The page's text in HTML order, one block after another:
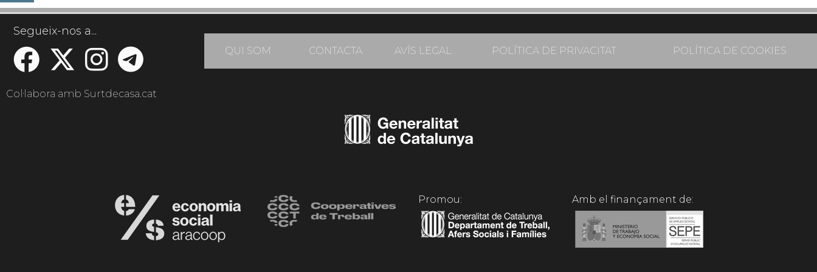
Segueix-nos a...
QUI SOM CONTACTA AVÍS LEGAL POLÍTICA DE PRIVACITAT POLÍTICA DE COOKIES
Col·labora amb Surtdecasa.cat
Promou: Amb el finançament de: